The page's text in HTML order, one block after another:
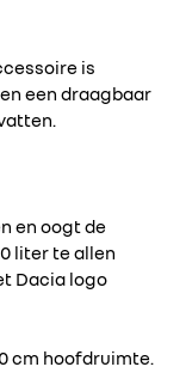
is
een draagbaar
en oogt de
liter te allen
Dacia logo
cm hoofdruimte.